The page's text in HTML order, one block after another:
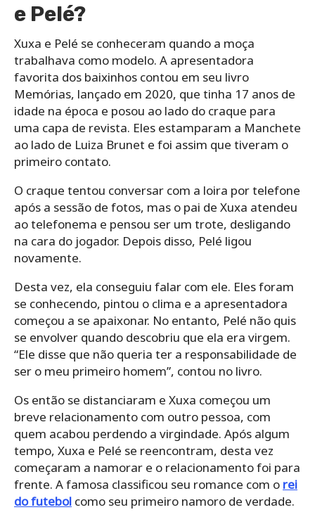
e Pelé?
Xuxa e Pelé se conheceram quando a moça
trabalhava como modelo. A apresentadora
favorita dos baixinhos contou em seu livro
Memórias, lançado em 2020, que tinha 17 anos de
idade na época e posou ao lado do craque para
uma capa de revista. Eles estamparam a Manchete
ao lado de Luiza Brunet e foi assim que tiveram o
primeiro contato.
O craque tentou conversar com a loira por telefone
após a sessão de fotos, mas o pai de Xuxa atendeu
ao telefonema e pensou ser um trote, desligando
na cara do jogador. Depois disso, Pelé ligou
novamente.
Desta vez, ela conseguiu falar com ele. Eles foram
se conhecendo, pintou o clima e a apresentadora
começou a se apaixonar. No entanto, Pelé não quis
se envolver quando descobriu que ela era virgem.
“Ele disse que não queria ter a responsabilidade de
ser o meu primeiro homem”, contou no livro.
Os então se distanciaram e Xuxa começou um
breve relacionamento com outro pessoa, com
quem acabou perdendo a virgindade. Após algum
tempo, Xuxa e Pelé se reencontram, desta vez
começaram a namorar e o relacionamento foi para
frente. A famosa classificou seu romance com o rei
do futebol como seu primeiro namoro de verdade.